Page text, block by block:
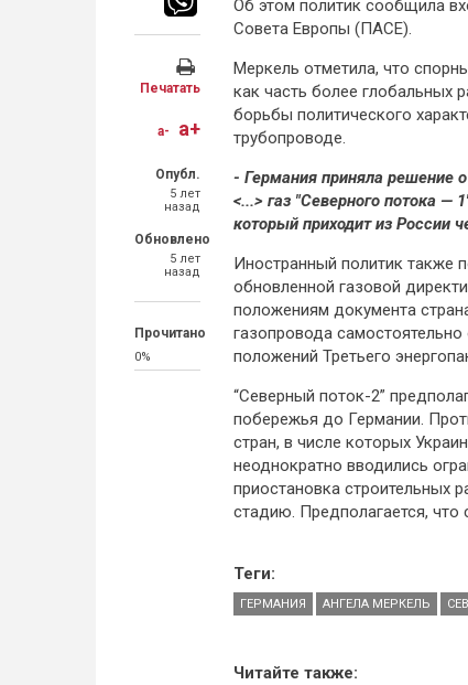
Печатать
a- a+
Опубл.
5 лет
назад
Обновлено
5 лет
назад
Прочитано
0%
Об этом политик сообщила
Совета Европы (ПАСЕ).
Меркель отметила, что
как часть более глобальных
борьбы политического
трубопроводе.
- Германия приняла решение о
<...> газ "Северного потока —
который приходит из России
Иностранный политик также
обновленной газовой
положениям документа
газопровода
положений Третьего
“Северный поток-2”
побережья до Германии.
стран, в числе которых
неоднократно вводились
приостановка
стадию. Предполагается, что
Теги:
ГЕРМАНИЯ АНГЕЛА МЕРКЕЛЬ
Читайте также: